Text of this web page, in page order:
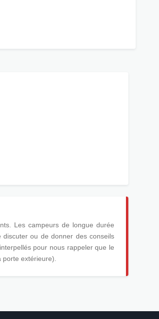
Les campeurs de longue durée
ou de donner des conseils
pour nous rappeler que le
extérieure).